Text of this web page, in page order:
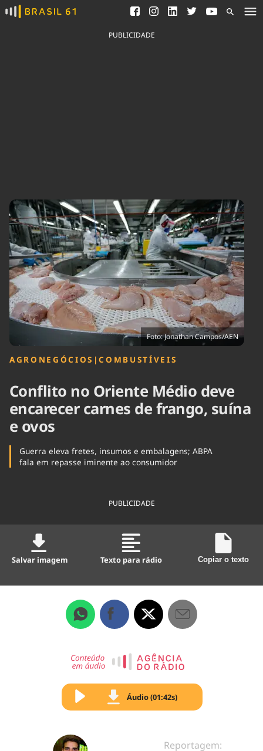
Ver todas as notícias
Saneamento
Indicadores
Agronegócios
Brasil
Brasil Mineral
Ciência &
Tecnologia
Cinema
Comportamento
Cultura
Economia
Educação
Infraestrutura
Internacional
Meio Ambiente
Podcast
Política
Saúde
Tempo
PUBLICIDADE
Foto: Jonathan Campos/AEN
AGRONEGÓCIOS |COMBUSTÍVEIS
Conflito no Oriente Médio deve
encarecer carnes de frango, suína
e ovos
Guerra eleva fretes, insumos e embalagens; ABPA
fala em repasse iminente ao consumidor
PUBLICIDADE
Salvar imagem Texto para rádio Copiar o texto
Áudio (01:42s)
Reportagem: